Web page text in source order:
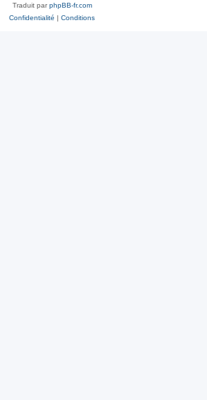
Traduit parphpBB-fr.com
Confidentialité | Conditions